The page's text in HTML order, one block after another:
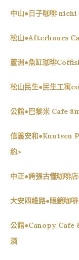
中山●日子咖啡
松山●Afterhours
蘆洲●魚缸珈琲
松山民生●民生工寓
公館●巴黎米 Cafe
信義安和●Knutsen
約>
中正●誇張古懂咖啡
大安四維路●眼鏡咖
公館●Canopy Cafe
酒